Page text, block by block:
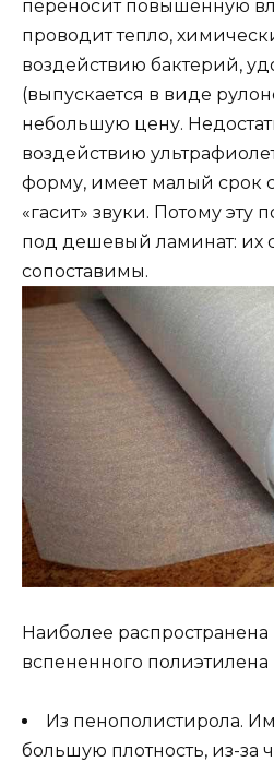
переносит повышенную
проводит тепло,
воздействию бактерий,
(выпускается в виде
небольшую цену.
воздействию
форму, имеет малый срок
«гасит» звуки. Потому эту
под дешевый ламинат: их
сопоставимы.
Наиболее
вспененного полиэтилена
Из пенополистирола.
большую плотность, из-за